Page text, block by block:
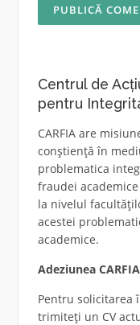
Centrul de
pentru
CARFIA are
conștiență în
problematica
fraudei
la nivelul
acestei
academice.
Adeziunea CARFIA
Pentru solicitarea
trimiteți un CV